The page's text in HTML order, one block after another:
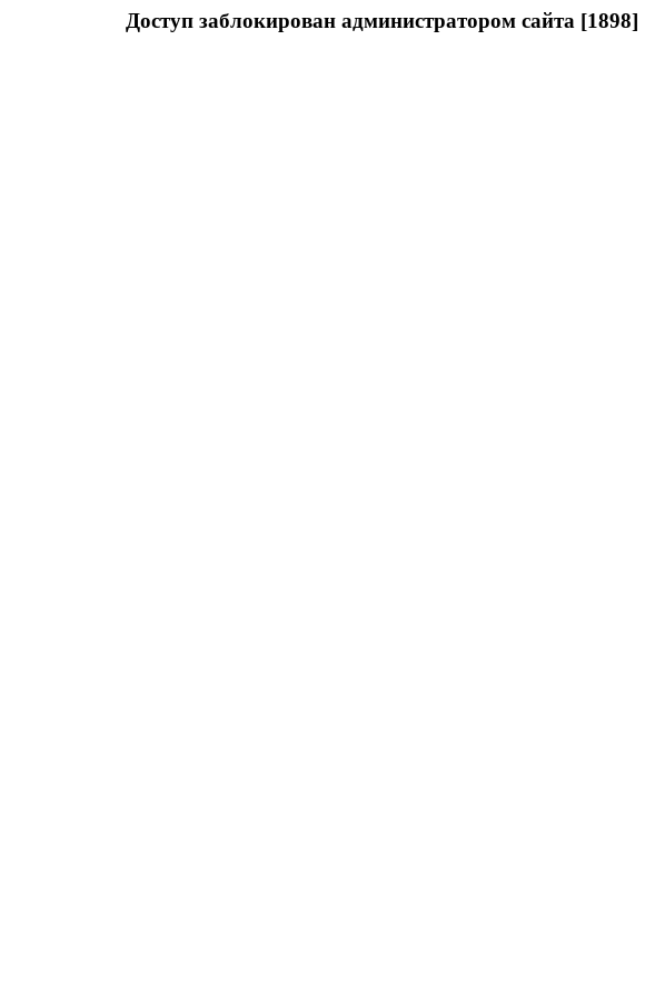
Доступ заблокирован администратором сайта [1898]